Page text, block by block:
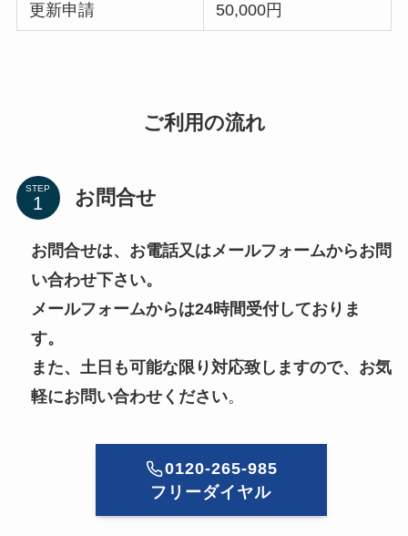
更新申請 50,000円
ご利用の流れ
STEP お問合せ
お問合せは、お電話又はメールフォームからお問
い合わせ下さい。
メールフォームからは24時間受付しておりま
す。
また、土日も可能な限り対応致しますので、お気
軽にお問い合わせください。
0120-265-985
フリーダイヤル